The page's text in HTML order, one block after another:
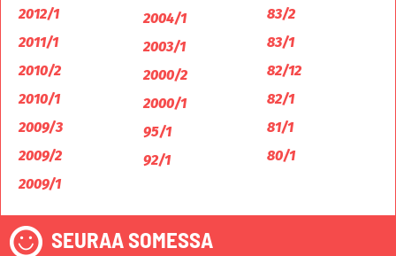
2012/1
2011/1
2010/2
2010/1
2009/3
2009/2
2009/1
2004/1
2003/1
2000/2
2000/1
95/1
92/1
83/2
83/1
82/12
82/1
81/1
80/1
SEURAA SOMESSA